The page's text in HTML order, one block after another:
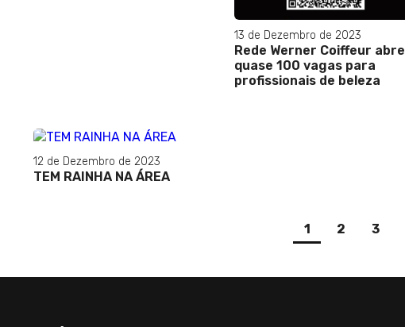
13 de Dezembro de 2023
Rede Werner Coiffeur abre
quase 100 vagas para
profissionais de beleza
12 de Dezembro de 2023
TEM RAINHA NA ÁREA
1(current)
2 3